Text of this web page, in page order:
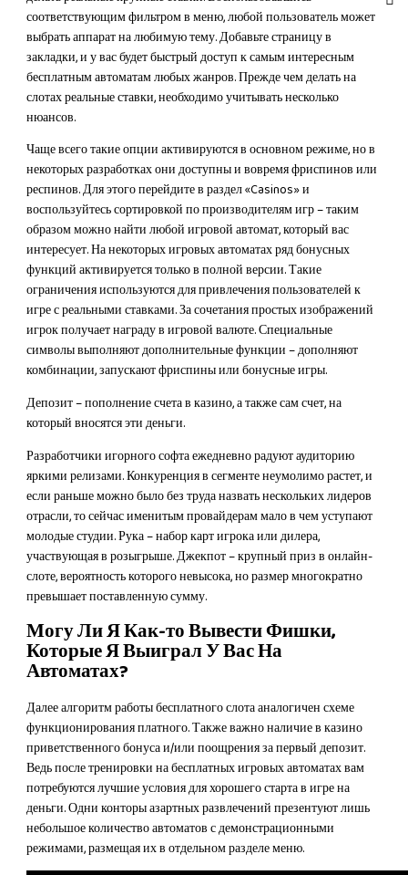
соответствующим фильтром в меню, любой пользователь может
выбрать аппарат на любимую тему. Добавьте страницу в
закладки, и у вас будет быстрый доступ к самым интересным
бесплатным автоматам любых жанров. Прежде чем делать на
слотах реальные ставки, необходимо учитывать несколько
нюансов.
Чаще всего такие опции активируются в основном режиме, но в
некоторых разработках они доступны и вовремя фриспинов или
респинов. Для этого перейдите в раздел «Casinos» и
воспользуйтесь сортировкой по производителям игр – таким
образом можно найти любой игровой автомат, который вас
интересует. На некоторых игровых автоматах ряд бонусных
функций активируется только в полной версии. Такие
ограничения используются для привлечения пользователей к
игре с реальными ставками. За сочетания простых изображений
игрок получает награду в игровой валюте. Специальные
символы выполняют дополнительные функции – дополняют
комбинации, запускают фриспины или бонусные игры.
Депозит – пополнение счета в казино, а также сам счет, на
который вносятся эти деньги.
Разработчики игорного софта ежедневно радуют аудиторию
яркими релизами. Конкуренция в сегменте неумолимо растет, и
если раньше можно было без труда назвать нескольких лидеров
отрасли, то сейчас именитым провайдерам мало в чем уступают
молодые студии. Рука – набор карт игрока или дилера,
участвующая в розыгрыше. Джекпот – крупный приз в онлайн-
слоте, вероятность которого невысока, но размер многократно
превышает поставленную сумму.
Могу Ли Я Как-то Вывести Фишки,
Которые Я Выиграл У Вас На
Автоматах?
Далее алгоритм работы бесплатного слота аналогичен схеме
функционирования платного. Также важно наличие в казино
приветственного бонуса и/или поощрения за первый депозит.
Ведь после тренировки на бесплатных игровых автоматах вам
потребуются лучшие условия для хорошего старта в игре на
деньги. Одни конторы азартных развлечений презентуют лишь
небольшое количество автоматов с демонстрационными
режимами, размещая их в отдельном разделе меню.